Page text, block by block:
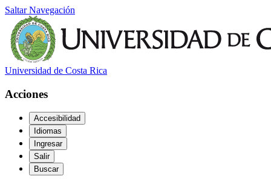
Saltar Navegación
Universidad de Costa Rica
Acciones
Accesibilidad
Idiomas
Ingresar
Salir
Buscar